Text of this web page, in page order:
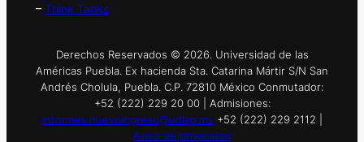
– Think Tanks
Derechos Reservados © 2026. Universidad de las
Américas Puebla. Ex hacienda Sta. Catarina Mártir S/N San
Andrés Cholula, Puebla. C.P. 72810 México Conmutador:
+52 (222) 229 20 00 | Admisiones:
informes.nuevoingreso@udlap.mx +52 (222) 229 2112 |
Aviso de privacidad